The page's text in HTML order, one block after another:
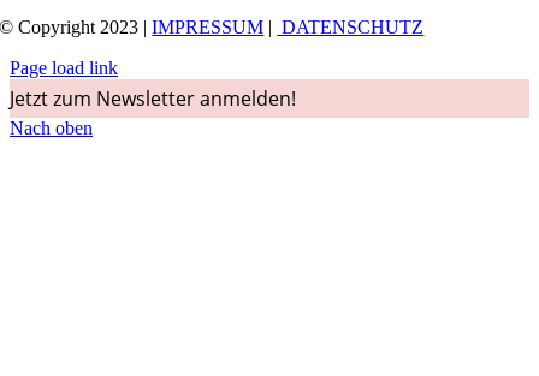
© Copyright 2023 |IMPRESSUM | DATENSCHUTZ
Page load link
Jetzt zum Newsletter anmelden!
Nach oben